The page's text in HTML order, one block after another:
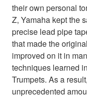
their own personal
Z, Yamaha kept the
precise lead pipe
that made the
improved on it in
techniques learned
Trumpets. As a
unprecedented